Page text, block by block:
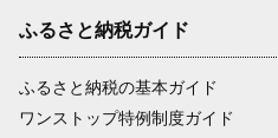
ふるさと納税ガイド
ふるさと納税の基本ガイド
ワンストップ特例制度ガイド